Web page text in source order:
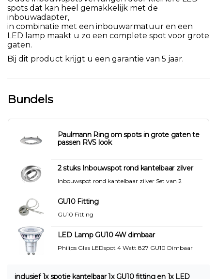
spots dat kan heel gemakkelijk met de
inbouwadapter,
in combinatie met een inbouwarmatuur en een
LED lamp maakt u zo een complete spot voor grote
gaten.
Bij dit product krijgt u een garantie van 5 jaar.
Bundels
Paulmann Ring om spots in grote gaten te
passen RVS look
2 stuks Inbouwspot rond kantelbaar zilver
Inbouwspot rond kantelbaar zilver Set van 2
GU10 Fitting
GU10 Fitting
LED Lamp GU10 4W dimbaar
Philips Glas LEDspot 4 Watt 827 GU10 Dimbaar
inclusief 1x spotje kantelbaar 1x GU10 fitting en 1x LED